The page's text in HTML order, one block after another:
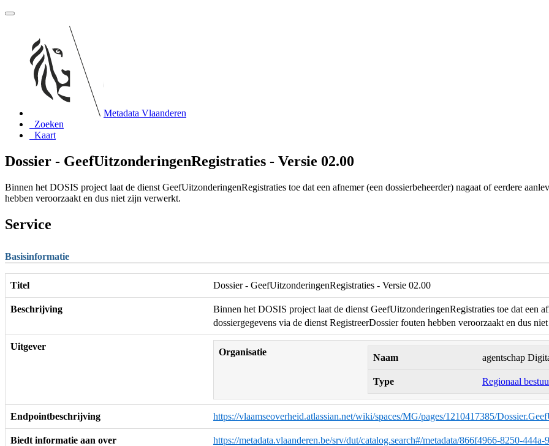
Metadata Vlaanderen
Zoeken
Kaart
Dossier - GeefUitzonderingenRegistraties - Versie 02.00
Binnen het DOSIS project laat de dienst GeefUitzonderingenRegistraties toe dat een afnemer (een dossierbeheerder) nagaat of eerdere
hebben veroorzaakt en dus niet zijn verwerkt.
Service
Basisinformatie
Titel Dossier - GeefUitzonderingenRegistraties - Versie 02.00
Beschrijving
Binnen het DOSIS project laat de dienst GeefUitzonderingenRegistraties toe dat een
dossiergegevens via de dienst RegistreerDossier fouten hebben veroorzaakt en dus
Uitgever
Organisatie
Naam agentschap
Type Regionaal
Endpointbeschrijving https://vlaamseoverheid.atlassian.net/wiki/spaces/MG/pages/1210417385/
Biedt informatie aan over https://metadata.vlaanderen.be/srv/dut/catalog.search#/metadata/866f4966-8250-444a-